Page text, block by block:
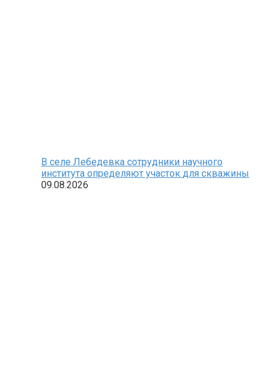
В селе Лебедевка сотрудники научного
института определяют участок для скважины
09.08.2026